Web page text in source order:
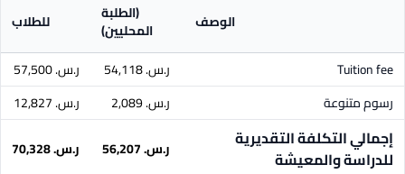
الوصف (الطلبة
المحليين) للطلاب
Tuition fee ر.س.‏ 54,118
ر.س.‏ 57,500
رسوم متنوعة
ر.س.‏ 2,089 ر.س.‏ 12,827
إجمالي التكلفة التقديرية
للدراسة والمعيشة
ر.س.‏ 56,207 ر.س.‏ 70,328